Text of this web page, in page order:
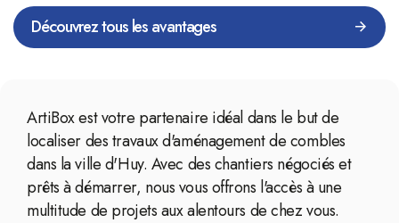
Découvrez tous les avantages
ArtiBox est votre partenaire idéal dans le but de
localiser des travaux d'aménagement de combles
dans la ville d'Huy. Avec des chantiers négociés et
prêts à démarrer, nous vous offrons l'accès à une
multitude de projets aux alentours de chez vous.